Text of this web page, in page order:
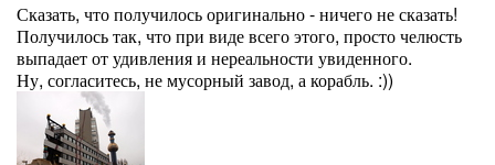
Сказать, что получилось оригинально - ничего не сказать!
Получилось так, что при виде всего этого, просто челюсть
выпадает от удивления и нереальности увиденного.
Ну, согласитесь, не мусорный завод, а корабль. :))